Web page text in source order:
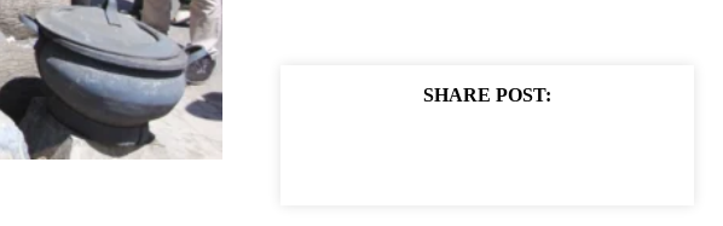
SHARE POST: